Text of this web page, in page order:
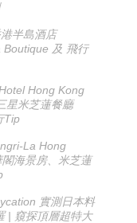
半島酒店
Boutique 及 飛行
Hong Kong
星米芝蓮餐廳
Tip
La Hong
海景房、米芝蓮
實測日本料
| 窺探頂層超特大